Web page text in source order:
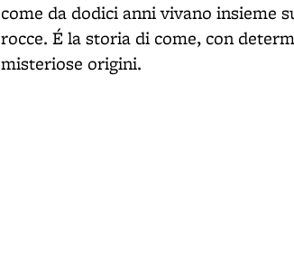
come da dodici anni vivano insieme
rocce. É la storia di come, con
misteriose origini.